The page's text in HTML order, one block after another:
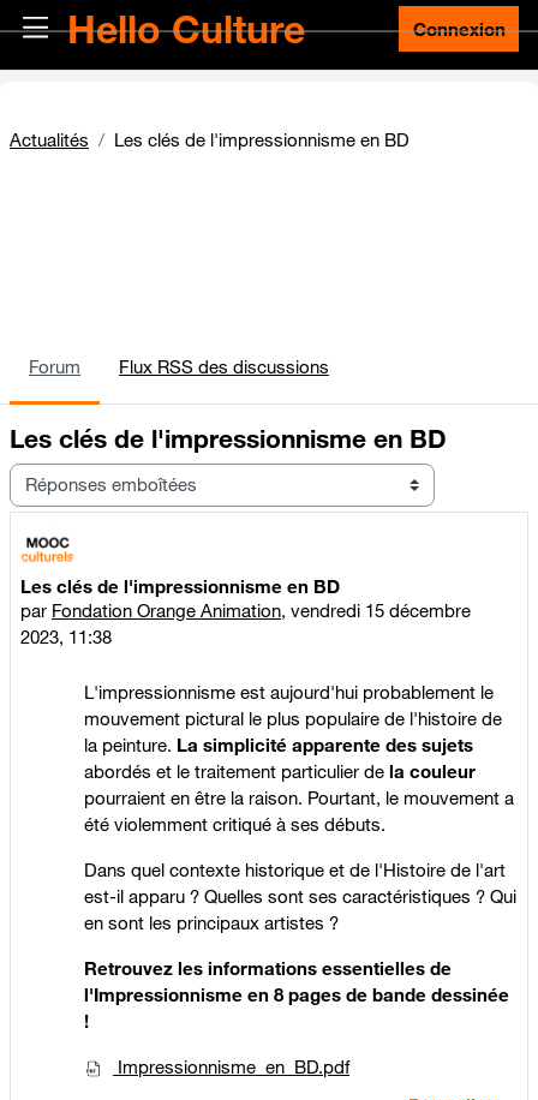
Passer au contenu principal
Panneau latéral
Hello Culture Connexion
Actualités Les clés de l'impressionnisme en BD
Forum Flux RSS des discussions
Les clés de l'impressionnisme en BD
Type d’affichage
Les clés de l'impressionnisme en BD
par Fondation Orange Animation, vendredi 15 décembre
2023, 11:38
Nombre de réponses : 0
L'impressionnisme est aujourd'hui probablement le
mouvement pictural le plus populaire de l'histoire de
la peinture. La simplicité apparente des sujets
abordés et le traitement particulier de la couleur
pourraient en être la raison. Pourtant, le mouvement a
été violemment critiqué à ses débuts.
Dans quel contexte historique et de l'Histoire de l'art
est-il apparu ? Quelles sont ses caractéristiques ? Qui
en sont les principaux artistes ?
Retrouvez les informations essentielles de
l'Impressionnisme en 8 pages de bande dessinée
!
Impressionnisme_en_BD.pdf